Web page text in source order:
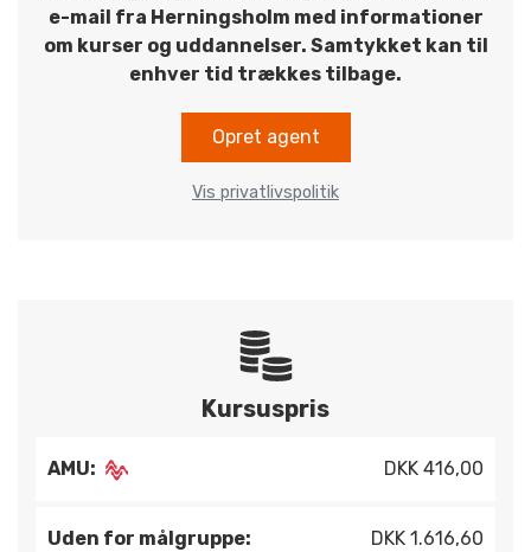
e-mail fra Herningsholm med informationer
om kurser og uddannelser. Samtykket kan til
enhver tid trækkes tilbage.
Opret agent
Vis privatlivspolitik
Kursuspris
AMU: DKK 416,00
Uden for målgruppe: DKK 1.616,60